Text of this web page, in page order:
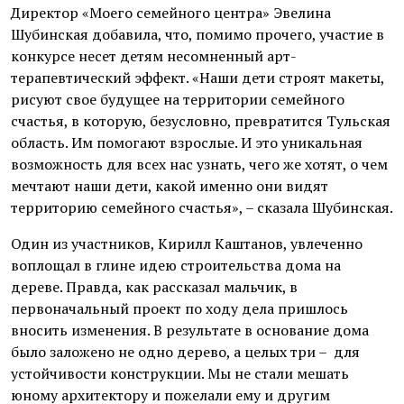
Директор «Моего семейного центра» Эвелина
Шубинская добавила, что, помимо прочего, участие в
конкурсе несет детям несомненный арт-
терапевтический эффект. «Наши дети строят макеты,
рисуют свое будущее на территории семейного
счастья, в которую, безусловно, превратится Тульская
область. Им помогают взрослые. И это уникальная
возможность для всех нас узнать, чего же хотят, о чем
мечтают наши дети, какой именно они видят
территорию семейного счастья», – сказала Шубинская.
Один из участников, Кирилл Каштанов, увлеченно
воплощал в глине идею строительства дома на
дереве. Правда, как рассказал мальчик, в
первоначальный проект по ходу дела пришлось
вносить изменения. В результате в основание дома
было заложено не одно дерево, а целых три – для
устойчивости конструкции. Мы не стали мешать
юному архитектору и пожелали ему и другим